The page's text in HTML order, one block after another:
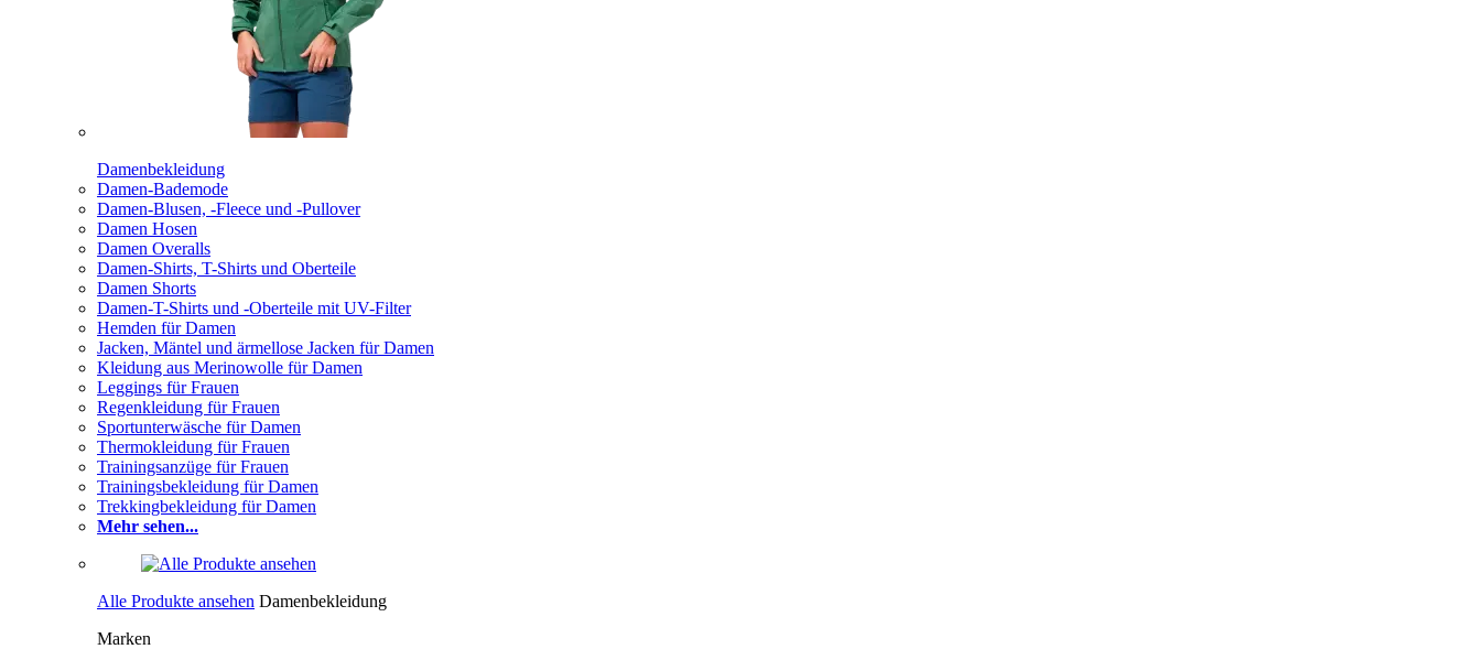
Damenbekleidung
Damen-Bademode
Damen-Blusen, -Fleece und -Pullover
Damen Hosen
Damen Overalls
Damen-Shirts, T-Shirts und Oberteile
Damen Shorts
Damen-T-Shirts und -Oberteile mit UV-Filter
Hemden für Damen
Jacken, Mäntel und ärmellose Jacken für Damen
Kleidung aus Merinowolle für Damen
Leggings für Frauen
Regenkleidung für Frauen
Sportunterwäsche für Damen
Thermokleidung für Frauen
Trainingsanzüge für Frauen
Trainingsbekleidung für Damen
Trekkingbekleidung für Damen
Mehr sehen...
Alle Produkte ansehen Damenbekleidung
Marken